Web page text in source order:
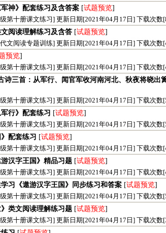
神》配套练习及含答案 [试题预览]
第十册课文练习] 更新日期[2021年04月17日] 下载次数
阅读理解练习及含答 [试题预览]
文阅读专题训练] 更新日期[2021年04月17日] 下载次数
预览]
第十册课文练习] 更新日期[2021年04月17日] 下载次数
诗三首：从军行、闻官军收河南河北、秋夜将晓出
第十册课文练习] 更新日期[2021年04月17日] 下载次数
行》配套练习 [试题预览]
第十册课文练习] 更新日期[2021年04月17日] 下载次数
配套练习 [试题预览]
第十册课文练习] 更新日期[2021年04月17日] 下载次数
汉字王国》精品习题 [试题预览]
第十册课文练习] 更新日期[2021年04月17日] 下载次数
习《遨游汉字王国》同步练习和答案 [试题预览]
第十册课文练习] 更新日期[2021年04月17日] 下载次数
类文阅读理解练习题 [试题预览]
第十册课文练习] 更新日期[2021年04月17日] 下载次数